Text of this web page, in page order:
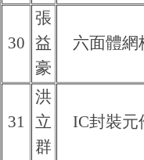
30
張
益
豪
六面體網
31
洪
立
群
IC封裝元